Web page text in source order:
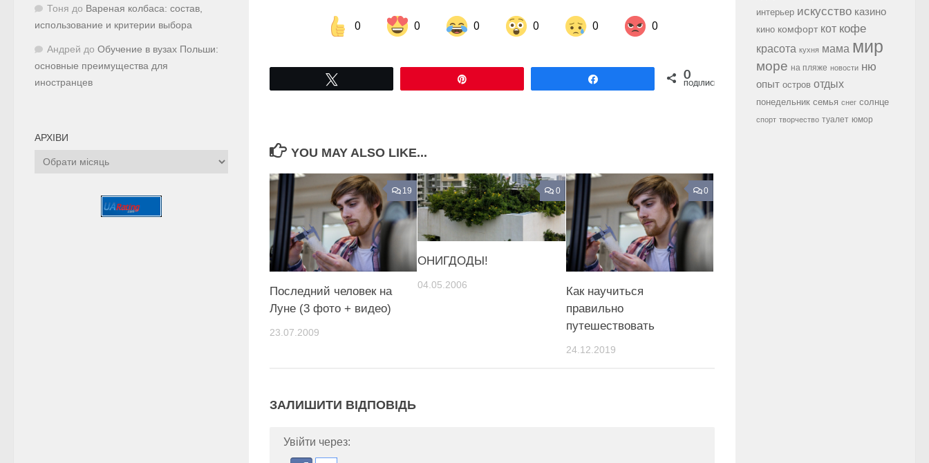
0 0 0 0 0 0
Share on Facebook Share on LinkedIn Share on Twitter 0
ПОДІЛИСЬ
YOU MAY ALSO LIKE...
19
Последний человек на
Луне (3 фото + видео)
23.07.2009
0
ОНИГДОДЫ!
04.05.2006
0
Как научиться
правильно
путешествовать
24.12.2019
ЗАЛИШИТИ ВІДПОВІДЬ
Увійти через:
Тоня до Вареная колбаса: состав,
использование и критерии выбора
Андрей до Обучение в вузах Польши:
основные преимущества для
иностранцев
АРХІВИ
Архіви
интерьер искусство казино
кино комфорт кот кофе
красота кухня мама мир
море на пляже новости ню
опыт остров отдых
понедельник семья снег солнце
спорт творчество туалет юмор